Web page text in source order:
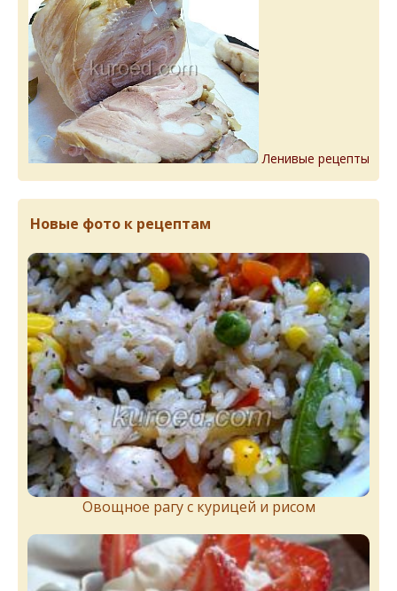
Ленивые рецепты
Новые фото к рецептам
Овощное рагу с курицей и рисом